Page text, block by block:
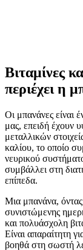
Βιταμίνες
περιέχει η
Οι μπανάνες είναι
μας, επειδή έχουν
μεταλλικών
καλίου, το οποίο
νευρικού
συμβάλλει στη
επίπεδα.
Μια μπανάνα,
συνιστώμενης
και πολυάσχολη
Είναι απαραίτητη
βοηθά στη σωστή